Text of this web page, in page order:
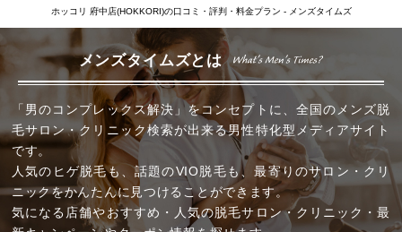
ホッコリ 府中店(HOKKORI)の口コミ・評判・料金プラン - メンズタイムズ
メンズタイムズとは
「男のコンプレックス解決」をコンセプトに、全国のメンズ脱
毛サロン・クリニック検索が出来る男性特化型メディアサイト
です。
人気のヒゲ脱毛も、話題のVIO脱毛も、最寄りのサロン・クリ
ニックをかんたんに見つけることができます。
気になる店舗やおすすめ・人気の脱毛サロン・クリニック・最